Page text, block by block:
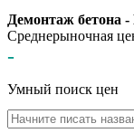
Демонтаж бетона
Среднерыночная
-
Умный поиск цен